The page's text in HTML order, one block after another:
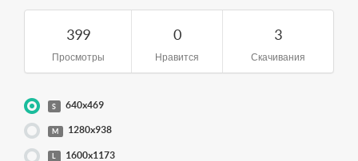
399
Просмотры
0
Нравится
3
Скачивания
S 640x469
M 1280x938
1600x1173